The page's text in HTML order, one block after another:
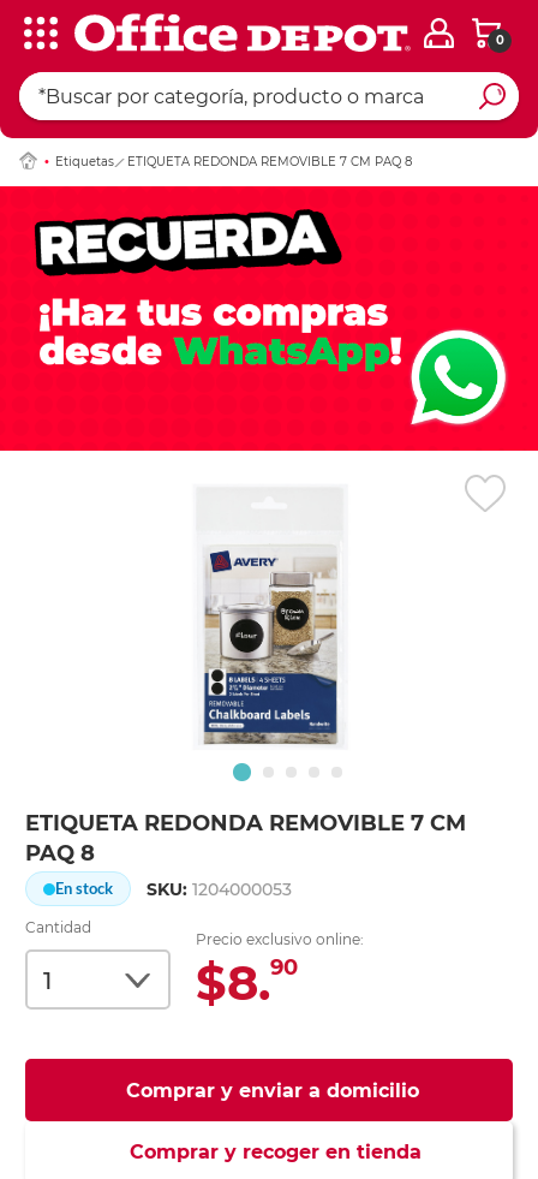
0
Etiquetas ETIQUETA REDONDA REMOVIBLE 7 CM PAQ 8
ETIQUETA REDONDA REMOVIBLE 7 CM
PAQ 8
En stock SKU:1204000053
Cantidad
Precio exclusivo online:
$8.90
Comprar y enviar a domicilio
Comprar y recoger en tienda
Ingresar Codigo